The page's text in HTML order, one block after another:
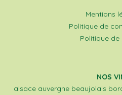
Mentions
Politique de
Politique de
NOS
alsace auvergne beaujolais